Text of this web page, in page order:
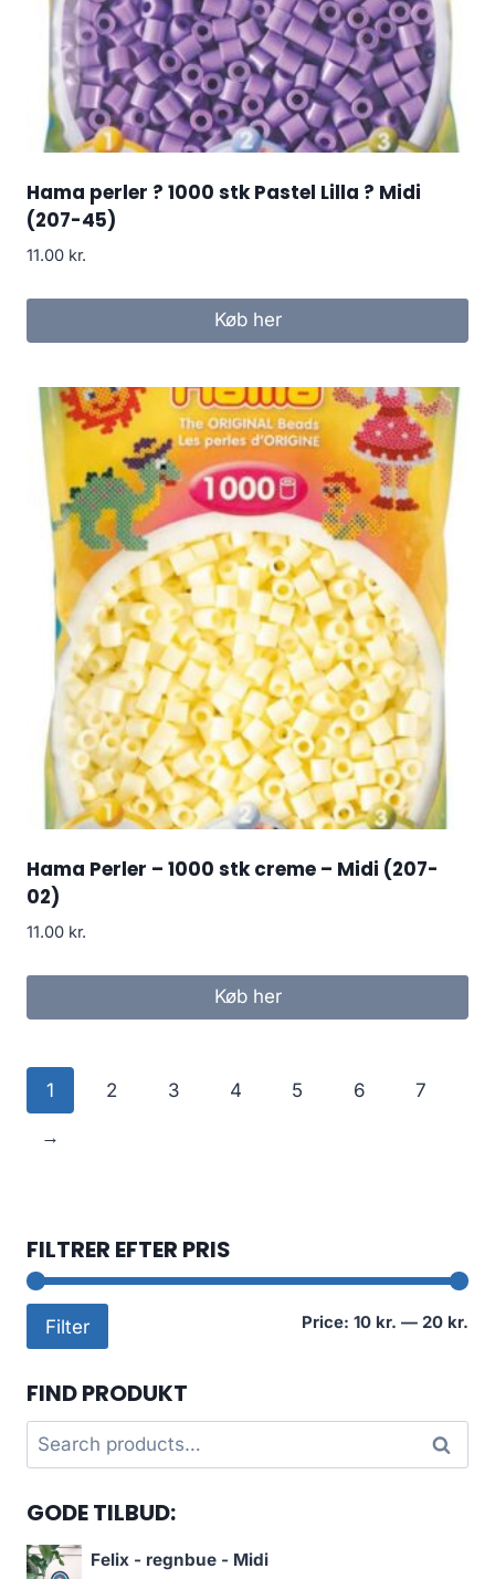
Hama perler ? 1000 stk Pastel Lilla ? Midi
(207-45)
11.00 kr.
Køb her
Hama Perler – 1000 stk creme – Midi (207-
02)
11.00 kr.
Køb her
1 2 3 4 5 6 7
→
FILTRER EFTER PRIS
Filter Price: 10 kr. — 20 kr.
FIND PRODUKT
Search
for:
Search
GODE TILBUD:
Felix - regnbue - Midi